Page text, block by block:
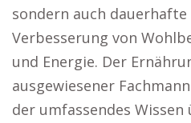
sondern auch
Verbesserung von
und Energie. Der
ausgewiesener
der umfassendes